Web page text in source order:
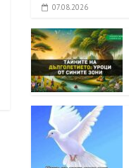
07.08.2026